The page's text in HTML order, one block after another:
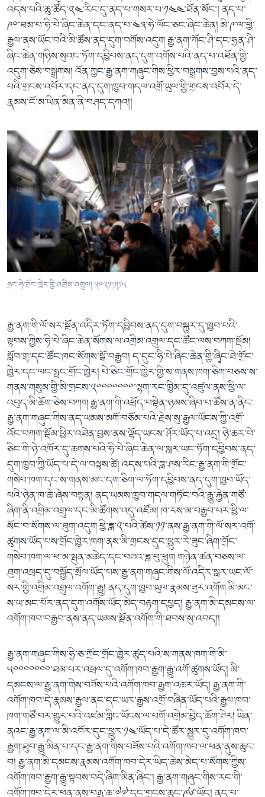
འདས་པའི་ཆུ་ཚོད་༢༤་རིང་དུ་ནད་པ་གསར་པ་༡༤༤་ཐོན་སོང་། ནད་པ་
༩༠་ཐམ་པ་ཧི་པེ་ཞིང་ཆེན་དང་ནད་པ་༤༣་ཧེ་ལོང་ཅང་ཞིང་ཆེན། མི་༩་ལ་ཕྱི་
རྒྱལ་ནས་ཡོང་བའི་མི་ཚོས་ནད་དུག་བགོས་འདུག རྒྱ་ནག་ཀོང་ཤི་དང་ཧྲན་ཤི་
ཞིང་ཆེན་གཉིས་སུའང་ཏོག་དབྱིབས་ནད་དུག་འགོས་པའི་ནད་པ་འཐོན་གྱི་
འདུག་ཅེས་བསྒྲགས། འོན་ཀྱང་རྒྱ་ནག་གཞུང་གིས་ཕྱིར་བསྒྲགས་བྱས་པའི་ནད་
པའི་གྲངས་འབོར་དང་ནད་དུག་ཁྱབ་གདལ་འགྲོ་ཡུལ་གྱི་གྲངས་འབོར་དེ་
རྣམས་ངོ་མ་ཡིན་མིན་ནི་བཤད་དཀའ།།
ཧྲང་ཧེ་གྲོང་ཁྱེར་གྱི་འགྲིམ་འགྲུལ། ༢༠༢༡།༡།༡༥
རྒྱ་ནག་གི་ལོ་སར་སྔོན་འདིར་ཏོག་དབྱིབས་ནད་དུག་བསྐྱར་དུ་ཁྱབ་པའི་
སྟབས་ཀྱིས་ཧི་པེ་ཞིང་ཆེན་སོགས་ལ་འགྲིམ་འགྲུལ་དང་ཚོང་ལས་བཀག་སྡོམ།
སློབ་གྲྭ་དང་ཚོང་ཁང་སོགས་སྒོ་བརྒྱབ། ད་དུང་ཧི་པེ་ཞིང་ཆེན་གྱི་ཞཱིང་ཐེ་གྲོང་
ཁྱེར་དང་ལང་ཧྥང་གྲོང་ཁྱེར། པེ་ཅིང་གྲོང་ཁྱེར་གྱི་ས་གནས་ཁག་ཅིག་བཅས་ས་
གནས་གསུམ་གྱི་མི་གྲངས་༢༠༠༠༠༠༠༠་ལྷག་རང་ཁྱིམ་དུ་འཛུལ་ནས་ཕྱི་ལ་
འབུད་མི་ཆོག་ཅེས་བཀག རྒྱ་ནག་གི་འཕྲོད་བསྟེན་ཉམས་ཞིབ་པ་ཚོས་ན་ནིང་
རྒྱ་ནག་གཞུང་གིས་ནད་ཡམས་མགོ་བཅོམ་པའི་རྗེས་སུ་རྒྱལ་ཡོངས་ཀྱི་འགྲོ་
འོང་བཀག་སྡོམ་ཕྱིར་འཐེན་བྱས་ནས་ལྷོད་ཡངས་ཤོར་ཡོད་པ་འདྲ། ཉེ་ཆར་པེ་
ཅིང་གི་ཉེ་འཁོར་དུ་ཆགས་པའི་ཧི་པེ་ཞིང་ཆེན་ལ་སླར་ཡང་ཏོག་དབྱིབས་ནད་
དུག་ཁྱབ་ཀྱི་ཡོད་པ་དེ་ལ་བལྟས་ཚེ། འདས་པའི་ཟླ་ཤས་རིང་རྒྱ་ནག་གི་གྲོང་
གསེབ་ཁག་དང་ས་གནས་མང་དག་ཅིག་ལ་ཏོག་དབྱིབས་ནད་དུག་ཁྱབ་ཡོད་
པའི་ཉེན་ཁ་ཆེ་ཞེས་བསྟན། ནད་ཡམས་ཁྱབ་གདལ་གཏོང་བའི་རྒྱུ་རྐྱེན་གཙོ་
ཞིག་ནི་འགྲིམ་འགྲུལ་དང་མི་ཚོགས་འདུ་འཛོམ། ཁ་རས་མ་བརྒྱབ་པར་ཕྱི་ལ་
སོང་བ་སོགས་ལ་ཐུག་འདུག ཕྱི་ཟླ་༢་པའི་ཚེས་༡༡་ནས་རྒྱ་ནག་གི་ལོ་སར་འགོ་
ཚུགས་ཡོད་པས་གྲོང་ཁྱེར་ཁག་ནས་མི་གྲངས་དུང་ཕྱུར་རེ་ཟུང་ཞིག་གྲོང་
གསེབ་ཁག་ལ་ཕ་མ་སྤུན་མཆེད་དང་བཟའ་ཟླ་བུ་ཕྲུག གཉེན་ཚན་བཅས་ལ་
ཐུག་འཕྲད་དུ་བསྐྱོད་སྲོལ་ཡོད་པས་རྒྱ་ནག་གཞུང་གིས་ལོ་འདིར་སླར་ཡང་ལོ་
སར་གྱི་འགྲིམ་འགྲུལ་འགོག་རྒྱུ། ནད་དུག་ཁྱབ་ཡུལ་རྣམས་ཟུར་འགོག མི་མང་
ས་ཡ་མང་པོར་ནད་དུག་འགོས་ཡོད་མེད་བརྟག་དཔྱད། རྒྱ་ནག་མི་དམངས་ལ་
འགོག་ཁབ་བརྒྱབ་ནས་ནད་ཡམས་སྔོན་འགོག་གི་ཐབས་སུ་འབད།།
རྒྱ་ནག་གཞུང་གིས་ཧྲི་ཅ་ཀྲོང་གྲོང་ཁྱེར་ཚུད་པའི་ས་གནས་ཁག་གི་མི་
༥༠༠༠༠༠༠༠་ཐམ་པར་འཕྲལ་དུ་འགོག་ཁབ་རྒྱག་རྒྱུ་འགོ་ཚུགས་ཡོད། མི་
དམངས་ལ་རྒྱ་ནག་གིས་བཟོས་པའི་འགོག་ཁབ་རྒྱག་འཆར་ཡོད། རྒྱ་ནག་གི་
འགོག་ཁབ་དེ་རྣམས་རྒྱལ་ནང་དང་ཡར་རྒྱས་འགྲོ་བཞིན་ཡོད་པའི་རྒྱལ་ཁབ་
ཁག་གཙོ་བར་གྱུར་པའི་འཛམ་གླིང་ཡོངས་ལ་བགོ་འགྲེམ་བྱེད་ཆོག་ཟེར། ཡིན་
ནའང་རྒྱ་ནག་ལ་མི་འབོར་དུང་ཕྱུར་༡༤་ཡོད་པ་དེ་ཚོར་མྱུར་དུ་འགོག་ཁབ་
རྒྱག་ཐུབ་རྒྱུ་མིན་པ་དང་རྒྱ་ནག་གིས་བཟོས་པའི་འགོག་ཁབ་ལ་ཕན་ནུས་ཆུང་
བ། རྒྱ་ནག་མི་དམངས་རྣམས་འགོག་ཁབ་དེར་ཡིད་ཆེས་མེད་པ་སོགས་ཀྱིས་
འགོག་ཁབ་རྒྱག་རྒྱུ་སྟབས་བདེ་ཞིག་མིན་ཞིང་། རྒྱ་ནག་གཞུང་གིས་རང་གི་
འགོག་ཁབ་དེར་ཕན་ནུས་བརྒྱ་ཆ་༧༧་དང་གྲངས་ཆུང་༩༦་ཡོད། ནད་པ་